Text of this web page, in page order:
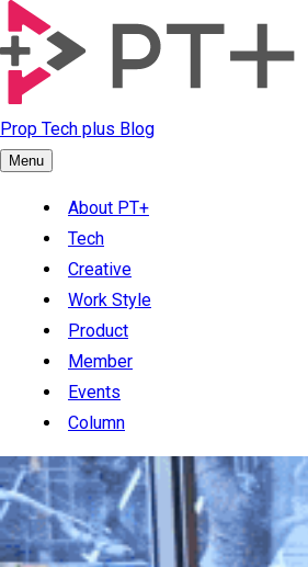
Prop Tech plus Blog
Menu
About PT+
Tech
Creative
Work Style
Product
Member
Events
Column